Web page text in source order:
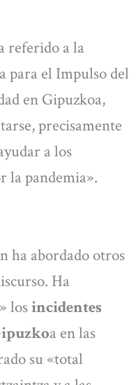
referido a la
para el Impulso del
en Gipuzkoa,
precisamente
a los
la pandemia».
ha abordado otros
Ha
losincidentes
a en las
su «total